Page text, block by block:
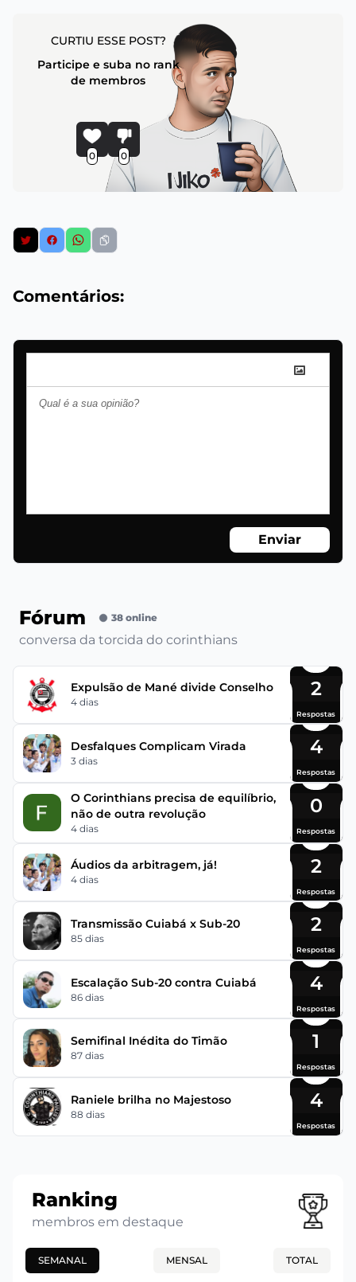
CURTIU ESSE POST?
Participe e suba no rank
de membros
0 0
Comentários:
Enviar
Fórum 38 online
conversa da torcida do corinthians
Expulsão de Mané divide Conselho
4 dias
2
Respostas
Desfalques Complicam Virada
3 dias
4
Respostas
O Corinthians precisa de equilíbrio,
não de outra revolução
4 dias
0
Respostas
Áudios da arbitragem, já!
4 dias
2
Respostas
Transmissão Cuiabá x Sub-20
85 dias
2
Respostas
Escalação Sub-20 contra Cuiabá
86 dias
4
Respostas
Semifinal Inédita do Timão
87 dias
1
Respostas
Raniele brilha no Majestoso
88 dias
4
Respostas
Ranking
membros em destaque
SEMANAL MENSAL TOTAL